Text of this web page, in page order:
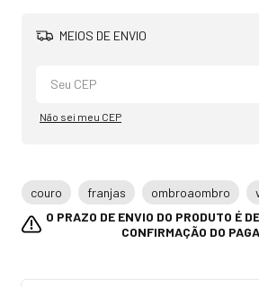
MEIOS DE ENVIO
Não sei meu CEP
couro franjas ombroaombro
O PRAZO DE ENVIO DO PRODUTO É
CONFIRMAÇÃO DO